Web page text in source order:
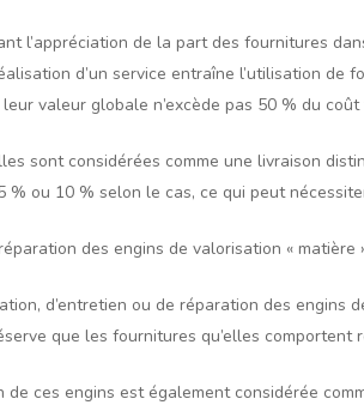
l’appréciation de la part des fournitures
d’un service entraîne l’utilisation
valeur globale n’excède pas 50 % du
sont considérées comme une livraison
% ou 10 % selon le cas, ce qui peut
des engins de valorisation « matière
d’entretien ou de réparation des engins
que les fournitures qu’elles
de ces engins est également considérée